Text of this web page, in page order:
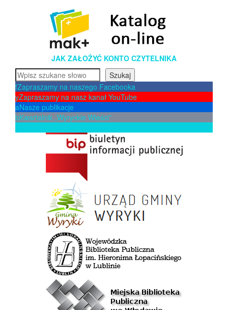
JAK ZAŁOŻYĆ KONTO CZYTELNIKA
Szukaj
Szukaj
fZapraszamy na naszego Facebooka
yZapraszamy na nasz kanał YouTube
aNasze publikacje
bKwartalnik „Wyryckie Wieści”